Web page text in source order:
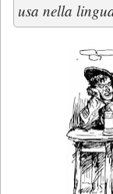
usa nella